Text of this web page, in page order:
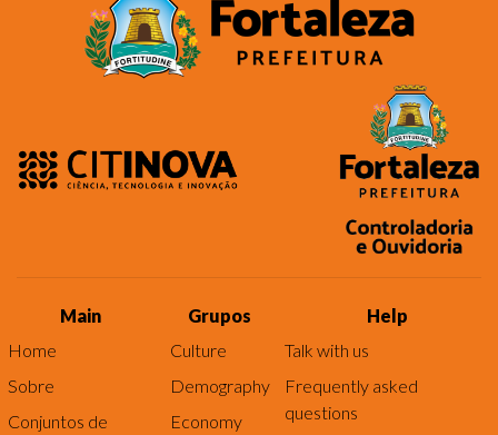
Main
Home
Sobre
Conjuntos de
Grupos
Culture
Demography
Economy
Help
Talk with us
Frequently asked
questions